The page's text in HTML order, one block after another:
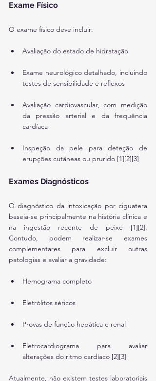
Exame Físico
O exame físico deve incluir:
Avaliação do estado de hidratação
Exame neurológico detalhado, incluindo
testes de sensibilidade e reflexos
Avaliação cardiovascular, com medição
da pressão arterial e da frequência
cardíaca
Inspeção da pele para deteção de
erupções cutâneas ou prurido [1][2][3]
Exames Diagnósticos
O diagnóstico da intoxicação por ciguatera
baseia-se principalmente na história clínica e
na ingestão recente de peixe [1][2].
Contudo, podem realizar-se exames
complementares para excluir outras
patologias e avaliar a gravidade:
Hemograma completo
Eletrólitos séricos
Provas de função hepática e renal
Eletrocardiograma para avaliar
alterações do ritmo cardíaco [2][3]
Atualmente, não existem testes laboratoriais